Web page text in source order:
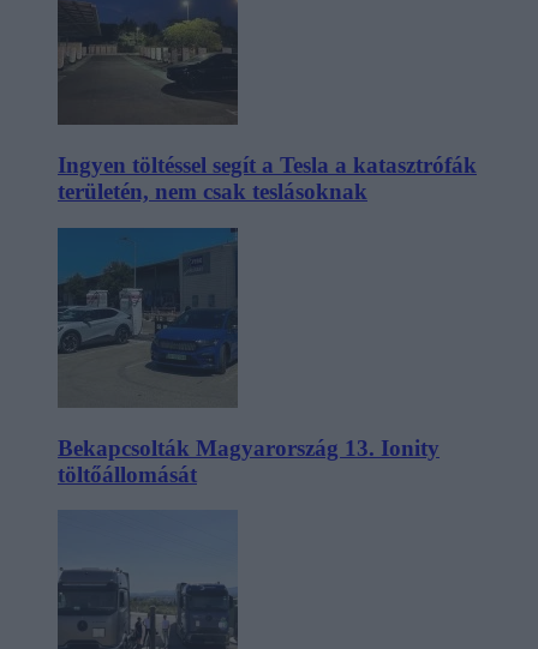
Ingyen töltéssel segít a Tesla a katasztrófák
területén, nem csak teslásoknak
Bekapcsolták Magyarország 13. Ionity
töltőállomását